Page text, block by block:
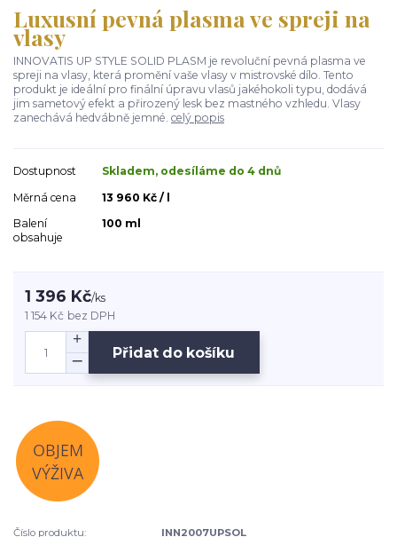
Luxusní pevná plasma ve spreji na
vlasy
INNOVATIS UP STYLE SOLID PLASM je revoluční pevná plasma ve
spreji na vlasy, která promění vaše vlasy v mistrovské dílo. Tento
produkt je ideální pro finální úpravu vlasů jakéhokoli typu, dodává
jim sametový efekt a přirozený lesk bez mastného vzhledu. Vlasy
zanechává hedvábně jemné. celý popis
Dostupnost
Skladem, odesíláme do 4 dnů
Měrná cena
13 960 Kč / l
Balení
obsahuje
100 ml
1 396 Kč/ks
1 154 Kč bez DPH
Přidat do košíku
Číslo produktu:
INN2007UPSOL